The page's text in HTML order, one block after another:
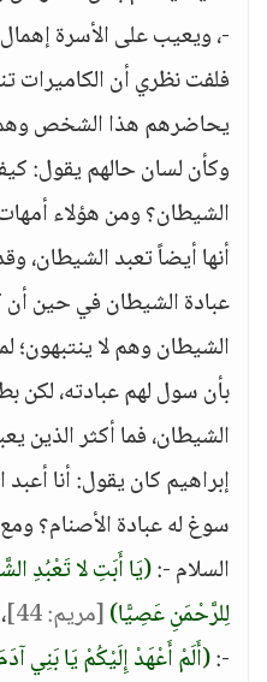
-، ويعيب على الأسرة إهمال
فلفت نظري أن الكاميرات
يحاضرهم هذا الشخص وهم
وكأن لسان حالهم يقول:
الشيطان؟ ومن هؤلاء
أنها أيضاً تعبد الشيطان،
عبادة الشيطان في حين أن
الشيطان وهم لا ينتبهون؛
بأن سول لهم عبادته، لكن
الشيطان، فما أكثر الذين
إبراهيم كان يقول: أنا
سوغ له عبادة الأصنام؟
السلام -:(يَا أَبَتِ لا تَعْبُدِ
لِلرَّحْمَنِ عَصِيًّا)[مريم: 44]
-:(أَلَمْ أَعْهَدْ إِلَيْكُمْ يَا بَنِي